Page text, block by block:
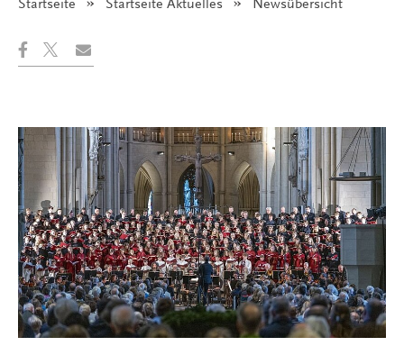
Startseite Startseite Aktuelles Angezeigt:
Newsübersicht